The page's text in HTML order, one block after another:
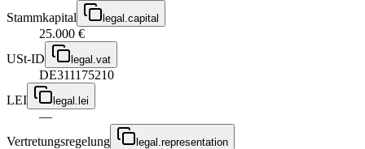
Stammkapital
legal.capital
25.000 €
USt-ID
legal.vat
DE311175210
LEI
legal.lei
—
Vertretungsregelung
legal.representation